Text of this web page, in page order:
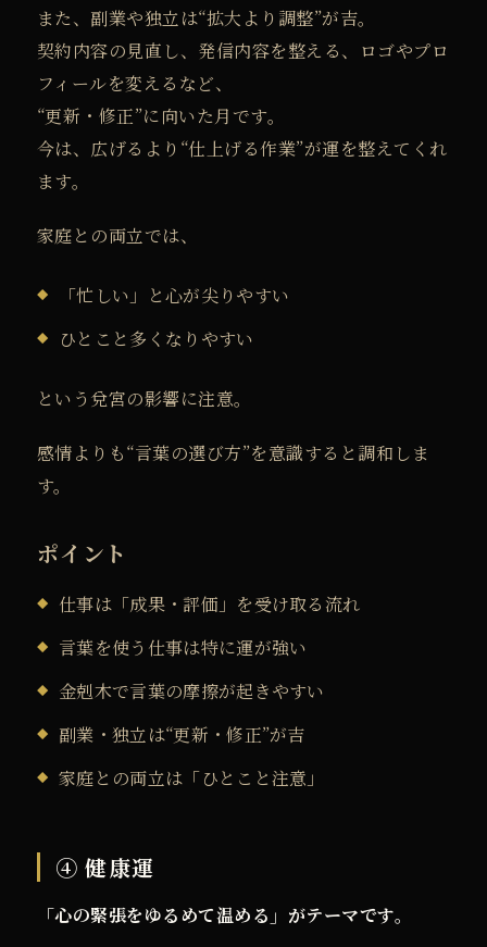
また、副業や独立は“拡大より調整”が吉。
契約内容の見直し、発信内容を整える、ロゴやプロ
フィールを変えるなど、
“更新・修正”に向いた月です。
今は、広げるより“仕上げる作業”が運を整えてくれ
ます。
家庭との両立では、
「忙しい」と心が尖りやすい
ひとこと多くなりやすい
という兌宮の影響に注意。
感情よりも“言葉の選び方”を意識すると調和しま
す。
ポイント
仕事は「成果・評価」を受け取る流れ
言葉を使う仕事は特に運が強い
金剋木で言葉の摩擦が起きやすい
副業・独立は“更新・修正”が吉
家庭との両立は「ひとこと注意」
④ 健康運
「心の緊張をゆるめて温める」がテーマです。